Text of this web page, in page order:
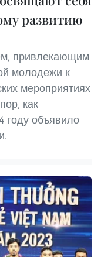
развитию
привлекающим
молодежи к
мероприятиях
как
году объявило